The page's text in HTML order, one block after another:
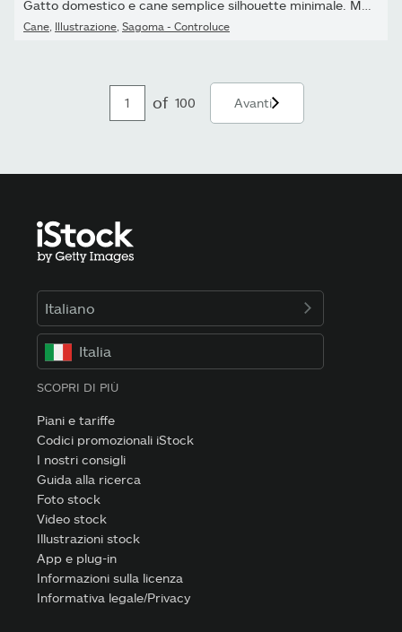
Cane Illustrazione Sagoma - Controluce
of 100 Avanti
Italiano
Italia
SCOPRI DI PIÙ
Piani e tariffe
Codici promozionali iStock
I nostri consigli
Guida alla ricerca
Foto stock
Video stock
Illustrazioni stock
App e plug-in
Informazioni sulla licenza
Informativa legale/Privacy